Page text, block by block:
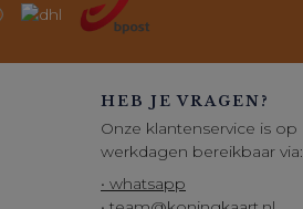
HEB JE VRAGEN?
Onze klantenservice is op
werkdagen bereikbaar via:
• whatsapp